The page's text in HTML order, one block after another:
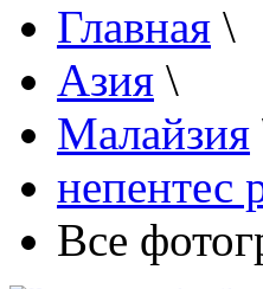
Главная \
Азия \
Малайзия
непентес
Все